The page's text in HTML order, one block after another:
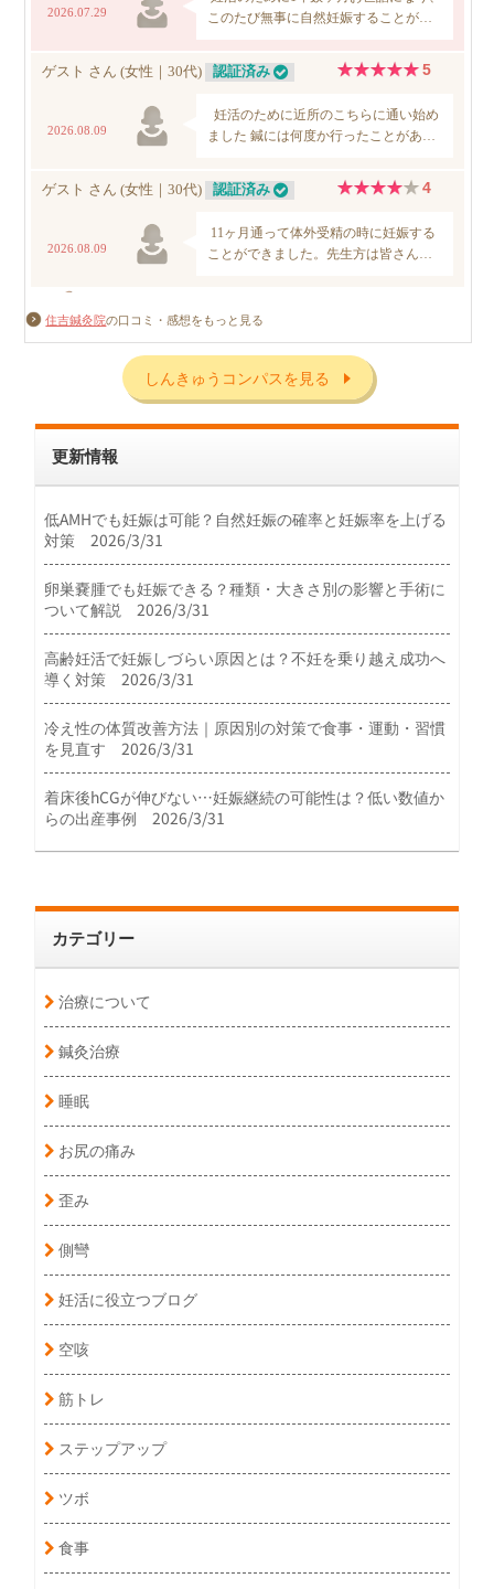
住吉鍼灸院の口コミ・感想をもっと見る
しんきゅうコンパスを見る
更新情報
低AMHでも妊娠は可能？自然妊娠の確率と妊娠率を上げる
対策 2026/3/31
卵巣嚢腫でも妊娠できる？種類・大きさ別の影響と手術に
ついて解説 2026/3/31
高齢妊活で妊娠しづらい原因とは？不妊を乗り越え成功へ
導く対策 2026/3/31
冷え性の体質改善方法｜原因別の対策で食事・運動・習慣
を見直す 2026/3/31
着床後hCGが伸びない…妊娠継続の可能性は？低い数値か
らの出産事例 2026/3/31
カテゴリー
治療について
鍼灸治療
睡眠
お尻の痛み
歪み
側彎
妊活に役立つブログ
空咳
筋トレ
ステップアップ
ツボ
食事